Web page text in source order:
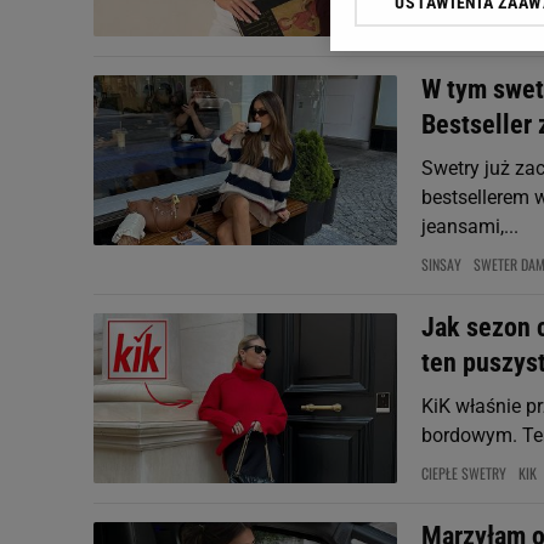
GOLF JESIENNE
W tym
Bestseller
Swetry już
bestsellerem
jeansami,...
SINSAY SWETER
Jak sezon
ten
KiK właśnie
bordowym.
CIEPŁE SWETRY KIK
Marzyłam
Klikając „Akceptuję”
dotyczące plików
odnośnik „Ustawienia
plików cookie możliwa
My, nasi Zaufani
Użycie dokładnych
Przechowywanie
badnie odbiorców i